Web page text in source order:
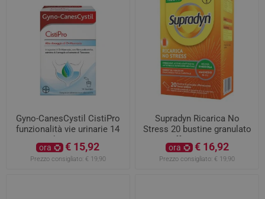
Gyno-CanesCystil CistiPro
funzionalità vie urinarie 14
bustine
ora € 15,92
Prezzo consigliato: € 19,90
Supradyn Ricarica No
Stress 20 bustine granulato
effervescente
ora € 16,92
Prezzo consigliato: € 19,90